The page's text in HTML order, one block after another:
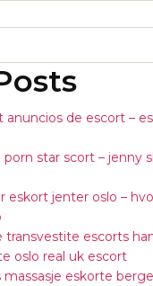
anuncios de escort –
star scort – jenny
eskort jenter oslo –
transvestite escorts
oslo real uk escort
massasje eskorte